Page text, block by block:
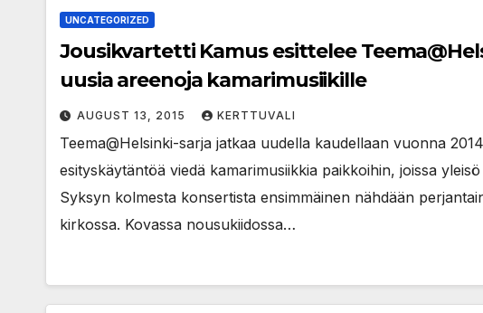
UNCATEGORIZED
Jousikvartetti Kamus esittelee
uusia areenoja kamarimusiikille
AUGUST 13, 2015 KERTTUVALI
Teema@Helsinki-sarja jatkaa uudella kaudellaan vuonna
esityskäytäntöä viedä kamarimusiikkia paikkoihin, joissa
Syksyn kolmesta konsertista ensimmäinen nähdään
kirkossa. Kovassa nousukiidossa…